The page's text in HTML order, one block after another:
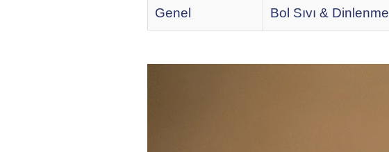
Genel Bol Sıvı & Dinlenme